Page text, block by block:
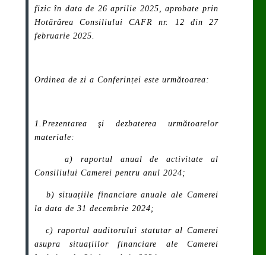
fizic în data de 26 aprilie 2025, aprobate prin
Hotărârea Consiliului CAFR nr. 12 din 27
februarie 2025.
Ordinea de zi a Conferinței este următoarea:
1.Prezentarea şi dezbaterea următoarelor
materiale:
a) raportul anual de activitate al
Consiliului Camerei pentru anul 2024;
b) situațiile financiare anuale ale Camerei
la data de 31 decembrie 2024;
c) raportul auditorului statutar al Camerei
asupra situațiilor financiare ale Camerei